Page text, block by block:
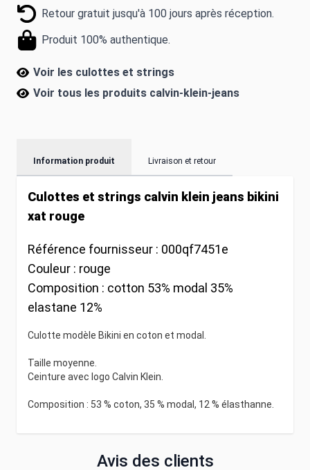
Retour gratuit jusqu'à 100 jours après réception.
Produit 100% authentique.
Voir les culottes et strings
Voir tous les produits calvin-klein-jeans
Information produit Livraison et retour
Culottes et strings calvin klein jeans bikini
xat rouge
Référence fournisseur : 000qf7451e
Couleur : rouge
Composition : cotton 53% modal 35%
elastane 12%
Culotte modèle Bikini en coton et modal.
Taille moyenne.
Ceinture avec logo Calvin Klein.
Composition : 53 % coton, 35 % modal, 12 % élasthanne.
Avis des clients